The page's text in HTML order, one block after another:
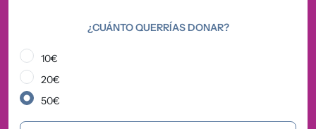
¿CUÁNTO QUERRÍAS DONAR?
10€
20€
50€